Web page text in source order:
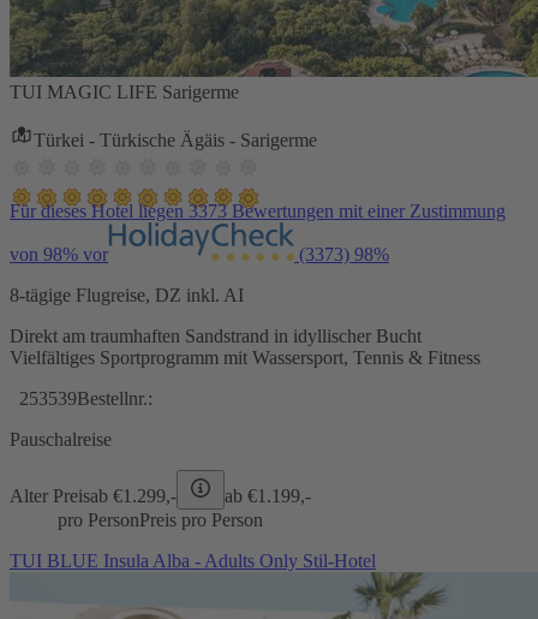
TUI MAGIC LIFE Sarigerme
Türkei - Türkische Ägäis - Sarigerme
Für dieses Hotel liegen 3373 Bewertungen mit einer Zustimmung
von 98% vor (3373) 98%
8-tägige Flugreise, DZ inkl. AI
Direkt am traumhaften Sandstrand in idyllischer Bucht
Vielfältiges Sportprogramm mit Wassersport, Tennis & Fitness
253539Bestellnr.:
Pauschalreise
Alter Preisab €1.299,- ab €1.199,-
pro PersonPreis pro Person
TUI BLUE Insula Alba - Adults Only Stil-Hotel